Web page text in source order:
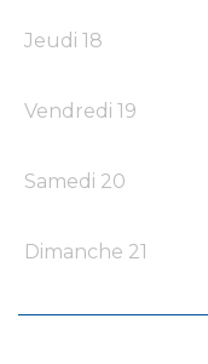
Jeudi 18
Vendredi 19
Samedi 20
Dimanche 21